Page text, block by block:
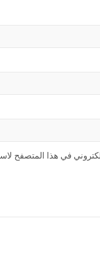
في هذا المتصفح